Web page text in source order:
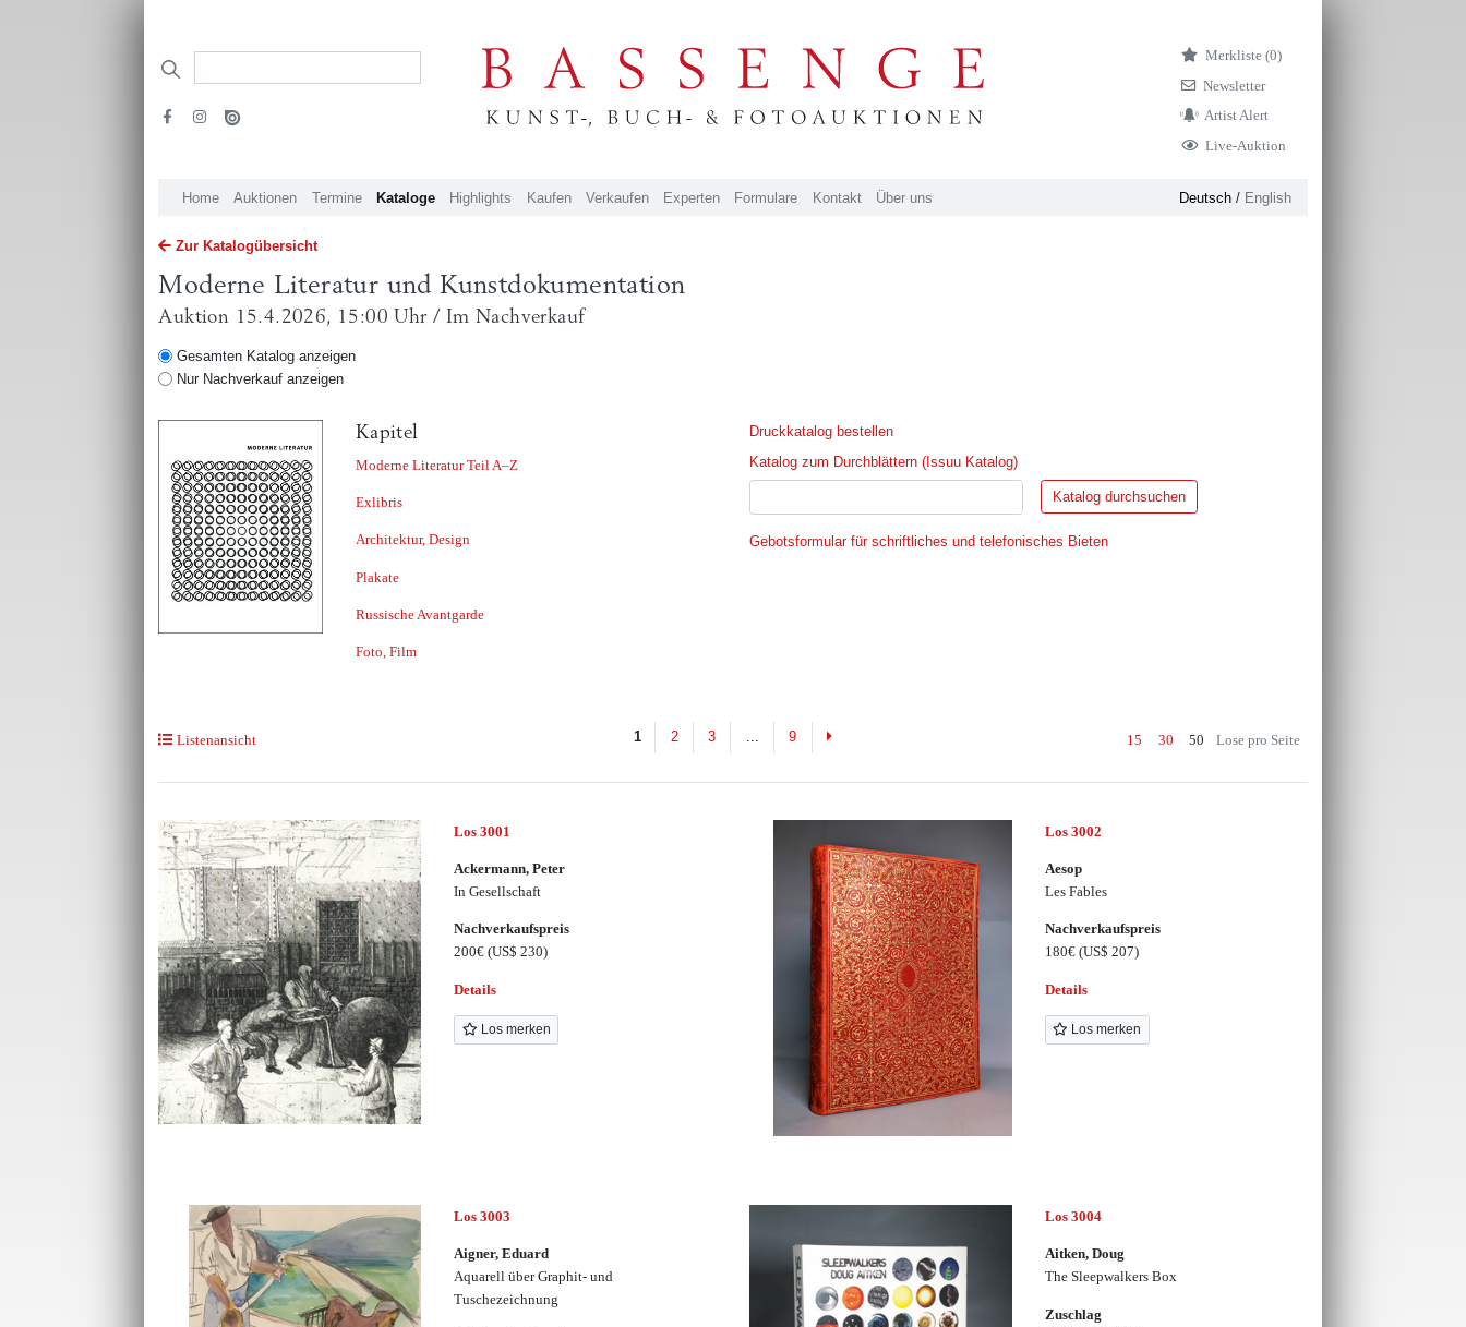
Merkliste (0)
Newsletter
Artist Alert
Live-Auktion
Home Auktionen Termine Kataloge Highlights Kaufen Verkaufen Experten Formulare Kontakt Über uns Deutsch/ English
Zur Katalogübersicht
Moderne Literatur und Kunstdokumentation
Auktion 15.4.2026, 15:00 Uhr / Im Nachverkauf
Gesamten Katalog anzeigen
Nur Nachverkauf anzeigen
Kapitel
Moderne Literatur Teil A–Z
Exlibris
Architektur, Design
Plakate
Russische Avantgarde
Foto, Film
Druckkatalog bestellen
Katalog zum Durchblättern (Issuu Katalog)
Gebotsformular für schriftliches und telefonisches Bieten
Listenansicht 1 2 3 ... 9 Next 15 30 50 Lose pro Seite
Los 3001
Ackermann, Peter
In Gesellschaft
Nachverkaufspreis
200€(US$ 230)
Details
Los merken
Los 3002
Aesop
Les Fables
Nachverkaufspreis
180€ (US$ 207)
Details
Los merken
Los 3003
Aigner, Eduard
Aquarell über Graphit- und
Tuschezeichnung
Los 3004
Aitken, Doug
The Sleepwalkers Box
Zuschlag